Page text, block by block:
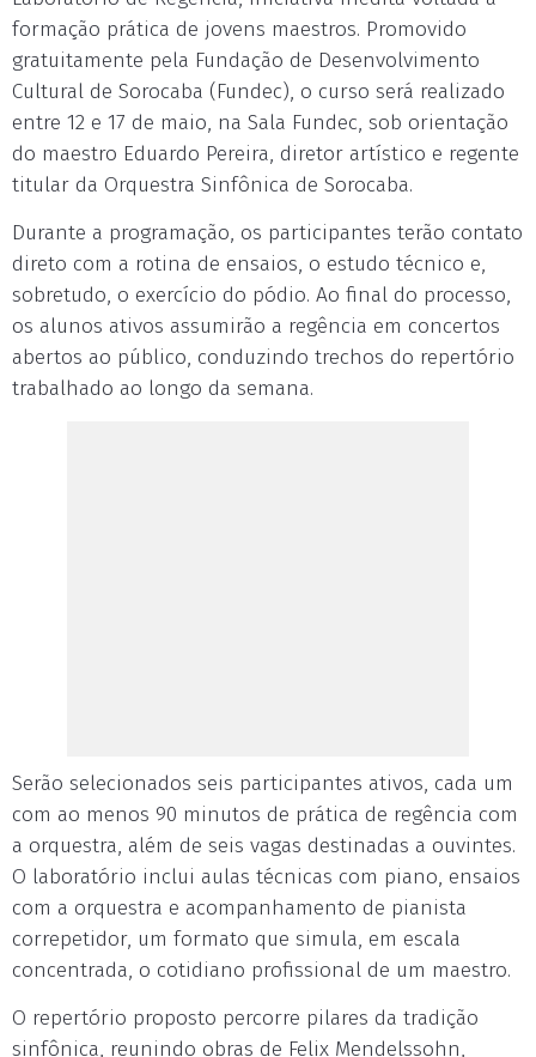
formação prática de jovens maestros. Promovido
gratuitamente pela Fundação de Desenvolvimento
Cultural de Sorocaba (Fundec), o curso será realizado
entre 12 e 17 de maio, na Sala Fundec, sob orientação
do maestro Eduardo Pereira, diretor artístico e regente
titular da Orquestra Sinfônica de Sorocaba.
Durante a programação, os participantes terão contato
direto com a rotina de ensaios, o estudo técnico e,
sobretudo, o exercício do pódio. Ao final do processo,
os alunos ativos assumirão a regência em concertos
abertos ao público, conduzindo trechos do repertório
trabalhado ao longo da semana.
Serão selecionados seis participantes ativos, cada um
com ao menos 90 minutos de prática de regência com
a orquestra, além de seis vagas destinadas a ouvintes.
O laboratório inclui aulas técnicas com piano, ensaios
com a orquestra e acompanhamento de pianista
correpetidor, um formato que simula, em escala
concentrada, o cotidiano profissional de um maestro.
O repertório proposto percorre pilares da tradição
sinfônica, reunindo obras de Felix Mendelssohn,